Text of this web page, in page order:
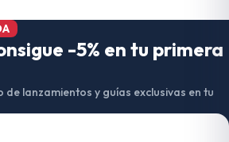
-5% en tu primera
lanzamientos y guías exclusivas en tu